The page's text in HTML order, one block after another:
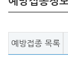
예방접종 목록